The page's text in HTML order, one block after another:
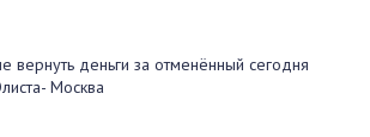
вернуть деньги за отменённый сегодня
Москва